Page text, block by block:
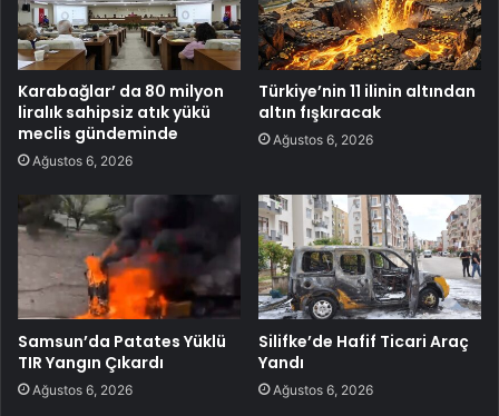
Karabağlar’ da 80 milyon
liralık sahipsiz atık yükü
meclis gündeminde
Ağustos 6, 2026
Türkiye’nin 11 ilinin altından
altın fışkıracak
Ağustos 6, 2026
Samsun’da Patates Yüklü
TIR Yangın Çıkardı
Ağustos 6, 2026
Silifke’de Hafif Ticari Araç
Yandı
Ağustos 6, 2026